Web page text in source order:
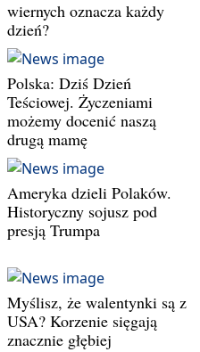
wiernych oznacza każdy
dzień?
Polska: Dziś Dzień
Teściowej. Życzeniami
możemy docenić naszą
drugą mamę
Ameryka dzieli Polaków.
Historyczny sojusz pod
presją Trumpa
Myślisz, że walentynki są z
USA? Korzenie sięgają
znacznie głębiej